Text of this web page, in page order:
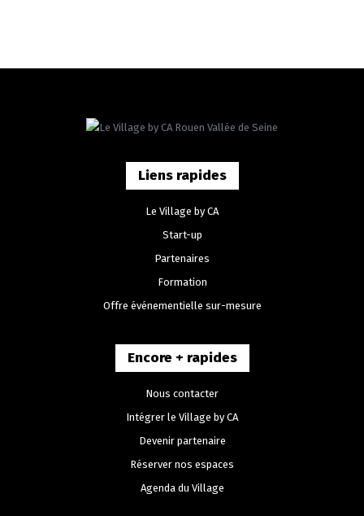
Liens rapides
Le Village by CA
Start-up
Partenaires
Formation
Offre événementielle sur-mesure
Encore + rapides
Nous contacter
Intégrer le Village by CA
Devenir partenaire
Réserver nos espaces
Agenda du Village